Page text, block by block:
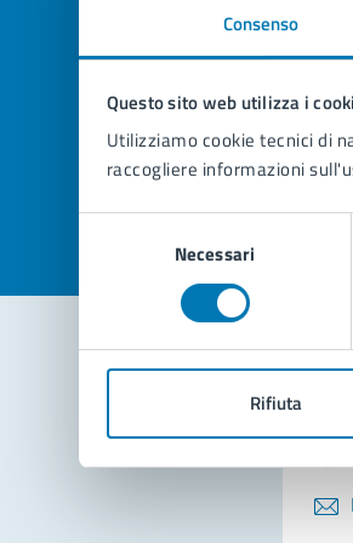
Consenso
Questo sito web utilizza i
Utilizziamo cookie tecnici di
raccogliere informazioni
Necessari
Rifiuta
Valuta